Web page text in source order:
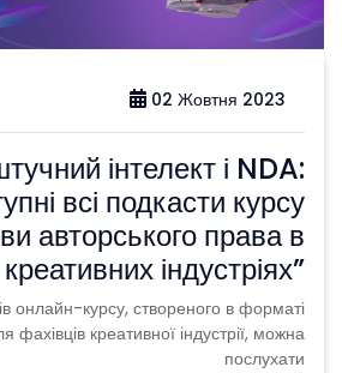
02 Жовтня 2023
інтелект і NDA:
всі подкасти курсу
авторського права в
креативних індустріях”
онлайн-курсу, створеного в форматі
фахівців креативної індустрії, можна
послухати